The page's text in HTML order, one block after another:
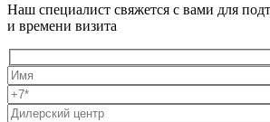
Наш специалист свяжется с вами для
и времени визита